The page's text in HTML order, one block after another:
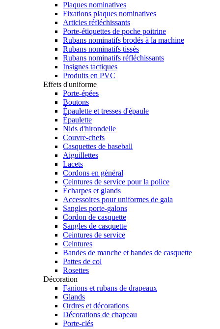
Plaques nominatives
Fixations plaques nominatives
Articles réfléchissants
Porte-étiquettes de poche poitrine
Rubans nominatifs brodés à la machine
Rubans nominatifs tissés
Rubans nominatifs réfléchissants
Insignes tactiques
Produits en PVC
Effets d'uniforme
Porte-épées
Boutons
Épaulette et tresses d'épaule
Épaulette
Nids d'hirondelle
Couvre-chefs
Casquettes de baseball
Aiguillettes
Lacets
Cordons en général
Ceintures de service pour la police
Écharpes et glands
Accessoires pour uniformes de gala
Sangles porte-galons
Cordon de casquette
Sangles de casquette
Ceintures de service
Ceintures
Bandes de manche et bandes de casquette
Pattes de col
Rosettes
Décoration
Fanions et rubans de drapeaux
Glands
Ordres et décorations
Décorations de chapeau
Porte-clés